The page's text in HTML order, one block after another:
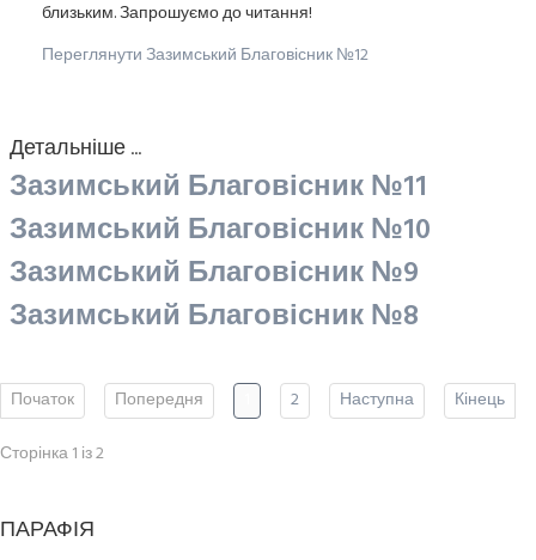
близьким. Запрошуємо до читання!
Переглянути Зазимський Благовісник №12
Детальніше ...
Зазимський Благовісник №11
Зазимський Благовісник №10
Зазимський Благовісник №9
Зазимський Благовісник №8
Початок Попередня 2 Наступна
Кінець
Сторінка 1 із 2
ПАРАФІЯ